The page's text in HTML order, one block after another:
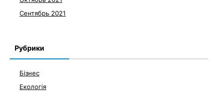
Сентябрь 2021
Рубрики
Бізнес
Екологія